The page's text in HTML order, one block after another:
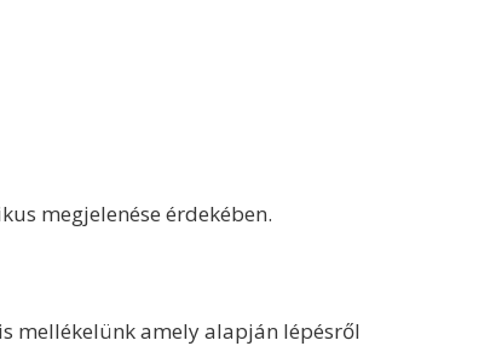
megjelenése érdekében.
mellékelünk amely alapján lépésről